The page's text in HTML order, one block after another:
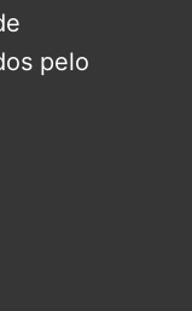
pelo